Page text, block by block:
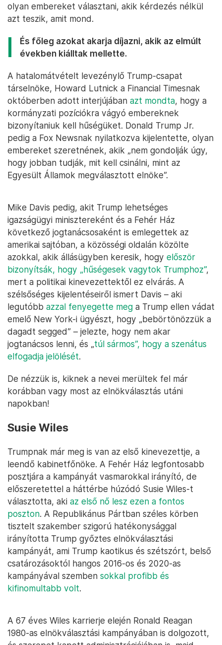
olyan embereket választani, akik kérdezés nélkül
azt teszik, amit mond.
És főleg azokat akarja díjazni, akik az elmúlt
években kiálltak mellette.
A hatalomátvételt levezénylő Trump-csapat
társelnöke, Howard Lutnick a Financial Timesnak
októberben adott interjújában azt mondta, hogy a
kormányzati pozíciókra vágyó embereknek
bizonyítaniuk kell hűségüket. Donald Trump Jr.
pedig a Fox Newsnak nyilatkozva kijelentette, olyan
embereket szeretnének, akik „nem gondolják úgy,
hogy jobban tudják, mit kell csinálni, mint az
Egyesült Államok megválasztott elnöke”.
Mike Davis pedig, akit Trump lehetséges
igazságügyi minisztereként és a Fehér Ház
következő jogtanácsosaként is emlegettek az
amerikai sajtóban, a közösségi oldalán közölte
azokkal, akik állásügyben keresik, hogy először
bizonyítsák, hogy „hűségesek vagytok Trumphoz”,
mert a politikai kinevezettektől ez elvárás. A
szélsőséges kijelentéseiről ismert Davis – aki
legutóbb azzal fenyegette meg a Trump ellen vádat
emelő New York-i ügyészt, hogy „bebörtönözzük a
dagadt segged” – jelezte, hogy nem akar
jogtanácsos lenni, és „túl sármos”, hogy a szenátus
elfogadja jelölését.
De nézzük is, kiknek a nevei merültek fel már
korábban vagy most az elnökválasztás utáni
napokban!
Susie Wiles
Trumpnak már meg is van az első kinevezettje, a
leendő kabinetfőnöke. A Fehér Ház legfontosabb
posztjára a kampányát vasmarokkal irányító, de
előszeretettel a háttérbe húzódó Susie Wiles-t
választotta, aki az első nő lesz ezen a fontos
poszton. A Republikánus Pártban széles körben
tisztelt szakember szigorú hatékonysággal
irányította Trump győztes elnökválasztási
kampányát, ami Trump kaotikus és szétszórt, belső
csatározásoktól hangos 2016-os és 2020-as
kampányával szemben sokkal profibb és
kifinomultabb volt.
A 67 éves Wiles karrierje elején Ronald Reagan
1980-as elnökválasztási kampányában is dolgozott,